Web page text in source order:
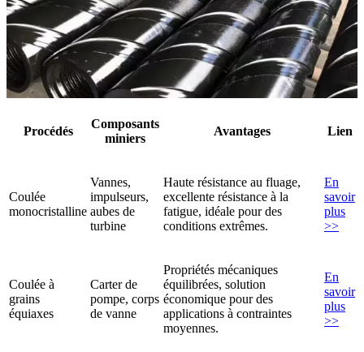
Procédés
Composants
miniers
Avantages Lien
Coulée
monocristalline
Vannes,
impulseurs,
aubes de
turbine
Haute résistance au fluage,
excellente résistance à la
fatigue, idéale pour des
conditions extrêmes.
En
savoir
plus
>>
Coulée à
grains
équiaxes
Carter de
pompe, corps
de vanne
Propriétés mécaniques
équilibrées, solution
économique pour des
applications à contraintes
moyennes.
En
savoir
plus
>>